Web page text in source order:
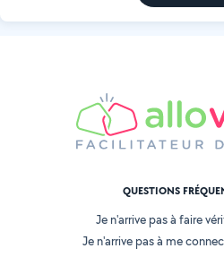
QUESTIONS
Je n'arrive pas à faire
Je n'arrive pas à me